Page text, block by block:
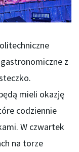
z
mieli okazję
codziennie
W czwartek
na torze